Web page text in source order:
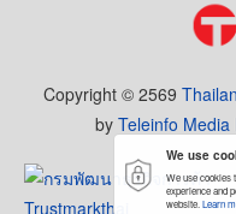
Copyright © 2569
by Teleinfo
We use
We use cookies
experience and
website. Learn